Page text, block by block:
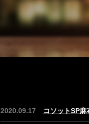
2020.09.17 コソットSP